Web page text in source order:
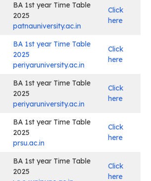
BA 1st year Time Table
2025
patnauniversity.ac.in
Click
here
BA 1st year Time Table
2025
periyaruniversity.ac.in
Click
here
BA 1st year Time Table
2025
periyaruniversity.ac.in
Click
here
BA 1st year Time Table
2025
prsu.ac.in
Click
here
BA 1st year Time Table
2025
Click
here